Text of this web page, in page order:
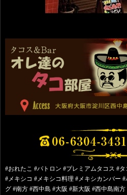
#おれたこ #パトロン #プレミアムタコス #
#メキシコ #メキシコ料理 #メキシカンバー
グ #南方 #西中島 #大阪 #新大阪 #西中島南